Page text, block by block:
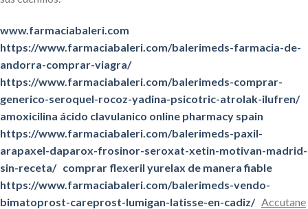
www.farmaciabaleri.com
https://www.farmaciabaleri.com/balerimeds-farmacia-de-
andorra-comprar-viagra/
https://www.farmaciabaleri.com/balerimeds-comprar-
generico-seroquel-rocoz-yadina-psicotric-atrolak-ilufren/
amoxicilina ácido clavulanico online pharmacy spain
https://www.farmaciabaleri.com/balerimeds-paxil-
arapaxel-daparox-frosinor-seroxat-xetin-motivan-madrid-
sin-receta/ comprar flexeril yurelax de manera fiable
https://www.farmaciabaleri.com/balerimeds-vendo-
bimatoprost-careprost-lumigan-latisse-en-cadiz/ Accutane